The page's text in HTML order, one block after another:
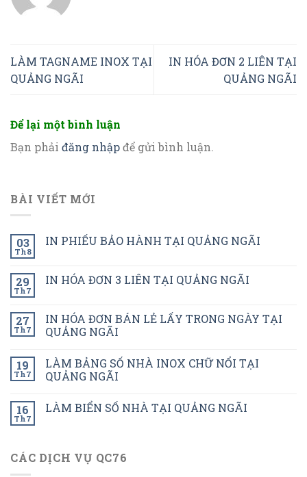
LÀM TAGNAME INOX TẠI
QUẢNG NGÃI
IN HÓA ĐƠN 2 LIÊN TẠI
QUẢNG NGÃI
Để lại một bình luận
Bạn phải đăng nhậpđể gửi bình luận.
BÀI VIẾT MỚI
03
Th8
IN PHIẾU BẢO HÀNH TẠI QUẢNG NGÃI
29
Th7
IN HÓA ĐƠN 3 LIÊN TẠI QUẢNG NGÃI
27
Th7
IN HÓA ĐƠN BÁN LẺ LẤY TRONG NGÀY TẠI
QUẢNG NGÃI
19
Th7
LÀM BẢNG SỐ NHÀ INOX CHỮ NỔI TẠI
QUẢNG NGÃI
16
Th7
LÀM BIỂN SỐ NHÀ TẠI QUẢNG NGÃI
CÁC DỊCH VỤ QC76